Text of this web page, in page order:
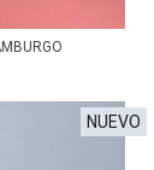
NUEVO